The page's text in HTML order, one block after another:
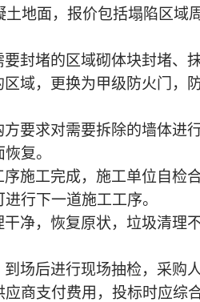
土地面，报价包括塌陷区域
封堵的区域砌体块封堵、抹
域，更换为甲级防火门，
要求对需要拆除的墙体进
复。
施工完成，施工单位自检
行下一道施工工序。
净，恢复原状，垃圾清理
场后进行现场抽检，采购
商支付费用，投标时应综合